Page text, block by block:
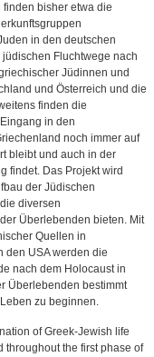
bisher etwa die
in den deutschen
Fluchtwege nach
Jüdinnen und
und Österreich und die
finden die
in den
noch immer auf
bleibt und auch in der
findet. Das Projekt wird
der Jüdischen
diversen
Überlebenden bieten. Mit
Quellen in
den USA werden die
nach dem Holocaust in
Überlebenden bestimmt
zu beginnen.
of Greek-Jewish life
throughout the first phase of